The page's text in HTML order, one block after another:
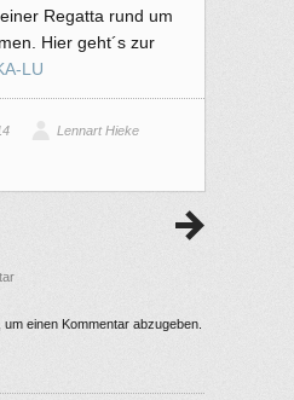
Regatta rund um
Hier geht´s zur
LU
Lennart Hieke
um einen Kommentar abzugeben.